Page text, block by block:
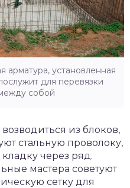
арматура, установленная
для перевязки
собой
из блоков,
стальную проволоку,
через ряд.
мастера советуют
сетку для